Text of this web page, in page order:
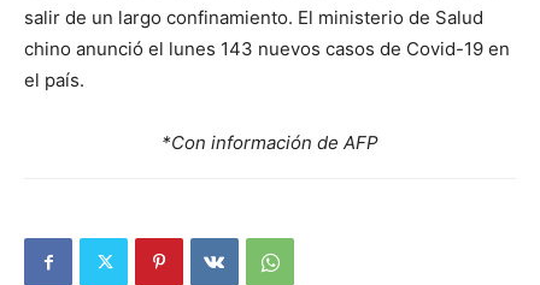
salir de un largo confinamiento. El ministerio de Salud
chino anunció el lunes 143 nuevos casos de Covid-19 en
el país.
*Con información de AFP